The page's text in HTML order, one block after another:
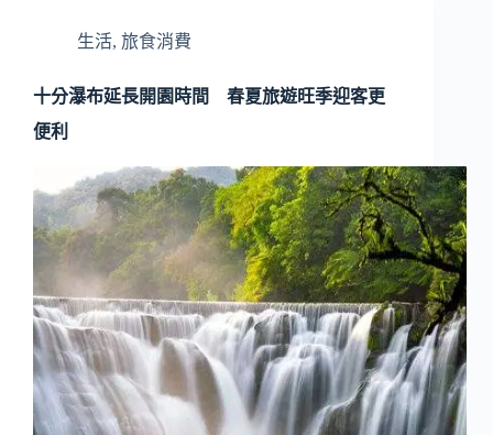
生活, 旅食消費
十分瀑布延長開園時間 春夏旅遊旺季迎客更
便利